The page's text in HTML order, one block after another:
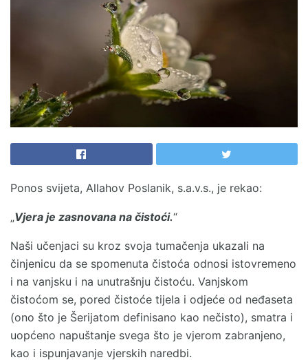
Ponos svijeta, Allahov Poslanik, s.a.v.s., je rekao:
„Vjera je zasnovana na čistoći.“
Naši učenjaci su kroz svoja tumačenja ukazali na
činjenicu da se spomenuta čistoća odnosi istovremeno
i na vanjsku i na unutrašnju čistoću. Vanjskom
čistoćom se, pored čistoće tijela i odjeće od neđaseta
(ono što je Šerijatom definisano kao nečisto), smatra i
uopćeno napuštanje svega što je vjerom zabranjeno,
kao i ispunjavanje vjerskih naredbi.